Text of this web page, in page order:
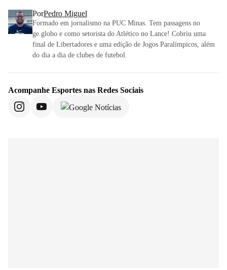
PorPedro Miguel
Formado em jornalismo na PUC Minas. Tem passagens no
ge.globo e como setorista do Atlético no Lance! Cobriu uma
final de Libertadores e uma edição de Jogos Paralímpicos, além
do dia a dia de clubes de futebol.
Acompanhe Esportes nas Redes Sociais